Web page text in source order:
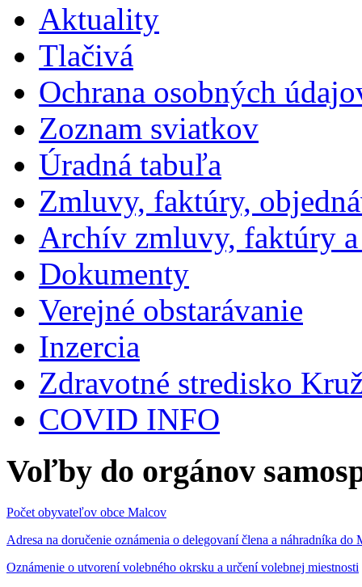
Aktuality
Tlačivá
Ochrana osobných
Zoznam sviatkov
Úradná tabuľa
Zmluvy, faktúry,
Archív zmluvy, faktúry
Dokumenty
Verejné obstarávanie
Inzercia
Zdravotné stredisko
COVID INFO
Voľby do orgánov
Počet obyvateľov obce Malcov
Adresa na doručenie oznámenia o delegovaní člena a náhradníka
Oznámenie o utvorení volebného okrsku a určení volebnej miestnosti